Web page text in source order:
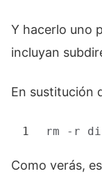
Y hacerlo uno
incluyan
En sustitución
1 rm -r
Como verás,